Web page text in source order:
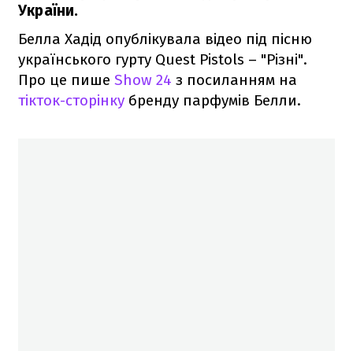
України.
Белла Хадід опублікувала відео під пісню
українського гурту Quest Pistols – "Різні".
Про це пише Show 24 з посиланням на
тікток-сторінку бренду парфумів Белли.